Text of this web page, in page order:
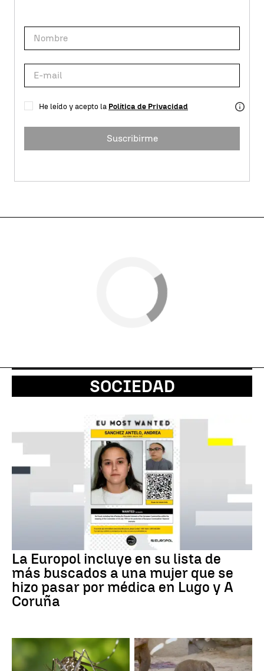
He leído y acepto la Política de Privacidad
Suscribirme
SOCIEDAD
La Europol incluye en su lista de
más buscados a una mujer que se
hizo pasar por médica en Lugo y A
Coruña